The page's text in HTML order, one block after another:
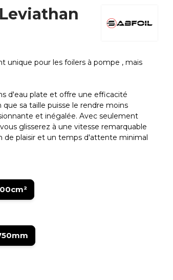
unique pour les foilers à pompe , mais
d'eau plate et offre une efficacité
sa taille puisse le rendre moins
et inégalée. Avec seulement
glisserez à une vitesse remarquable
plaisir et un temps d'attente minimal